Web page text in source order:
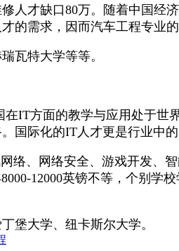
人才缺口80万。随着中国经
的需求，因而汽车工程专业
瓦特大学等等。
IT方面的教学与应用处于世
国际化的IT人才更是行业中的
络、网络安全、游戏开发、
12000英镑不等，个别学
堡大学、纽卡斯尔大学。